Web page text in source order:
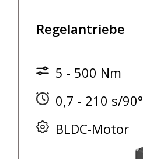
Regelantriebe
5 - 500 Nm
0,7 - 210 s/90°
BLDC-Motor